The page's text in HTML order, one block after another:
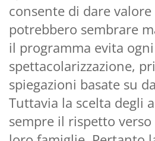
consente di dare
potrebbero sembrare
il programma evita
spettacolarizzazione,
spiegazioni basate su
Tuttavia la scelta degli
sempre il rispetto